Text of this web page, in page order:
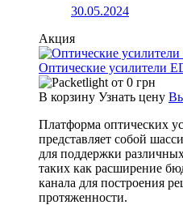
30.05.2024
Акция
Оптические усилители
от 0 грн
В корзину Узнать цену
Платформа оптических
представляет собой
для поддержки
таких как расширение
канала для построения
протяженности.